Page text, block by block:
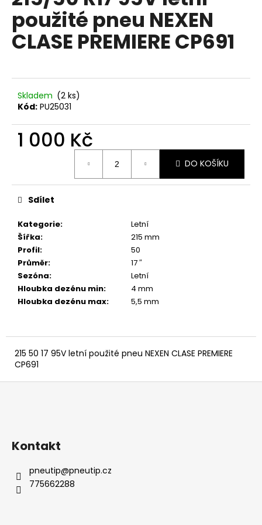
5
hvězdiček.
použité pneu NEXEN
CLASE PREMIERE CP691
Skladem (2 ks)
Kód: PU25031
1 000 Kč
DO KOŠÍKU
Kategorie:
Letní
Šířka:
215 mm
Profil:
50
Průměr:
17 ″
Sezóna:
Letní
Hloubka dezénu min:
4 mm
Hloubka dezénu max: 5,5 mm
Sdílet
215 50 17 95V letní použité pneu NEXEN CLASE PREMIERE
CP691
a
j
í
?
D
o
o
u
č
u
e
Z
Kontakt
pneutip@pneutip.cz
775662288